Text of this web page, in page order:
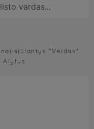
siūlantys "Veidas"
Alytus